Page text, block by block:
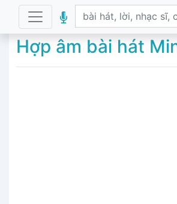
Hợp âm bài hát